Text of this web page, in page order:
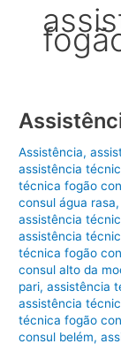
Assistência,
assistência
técnica fogão
consul água rasa
assistência
assistência
técnica fogão
consul alto da
pari,assistência
assistência
técnica fogão
consul belém,